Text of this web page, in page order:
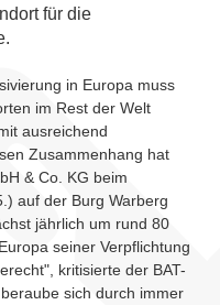
für die
in Europa muss
im Rest der Welt
ausreichend
Zusammenhang hat
& Co. KG beim
auf der Burg Warberg
jährlich um rund 80
seiner Verpflichtung
kritisierte der BAT-
sich durch immer